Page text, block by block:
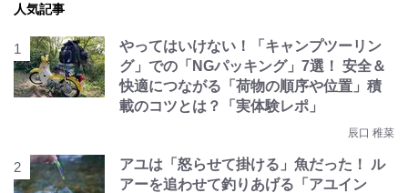
人気記事
やってはいけない！「キャンプツーリン
グ」での「NGパッキング」7選！ 安全＆
快適につながる「荷物の順序や位置」積
載のコツとは？「実体験レポ」
辰口 稚菜
アユは「怒らせて掛ける」魚だった！ ル
アーを追わせて釣りあげる「アユイン